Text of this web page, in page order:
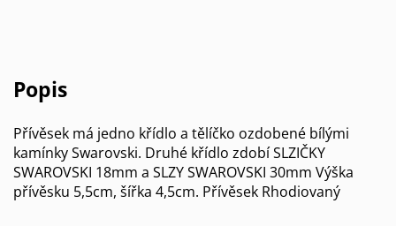
Popis
Přívěsek má jedno křídlo a tělíčko ozdobené bílými
kamínky Swarovski. Druhé křídlo zdobí SLZIČKY
SWAROVSKI 18mm a SLZY SWAROVSKI 30mm Výška
přívěsku 5,5cm, šířka 4,5cm. Přívěsek Rhodiovaný